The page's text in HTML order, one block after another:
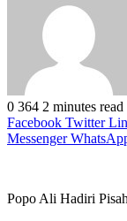
0 364 2 minutes read
Facebook Twitter
Messenger
Popo Ali Hadiri